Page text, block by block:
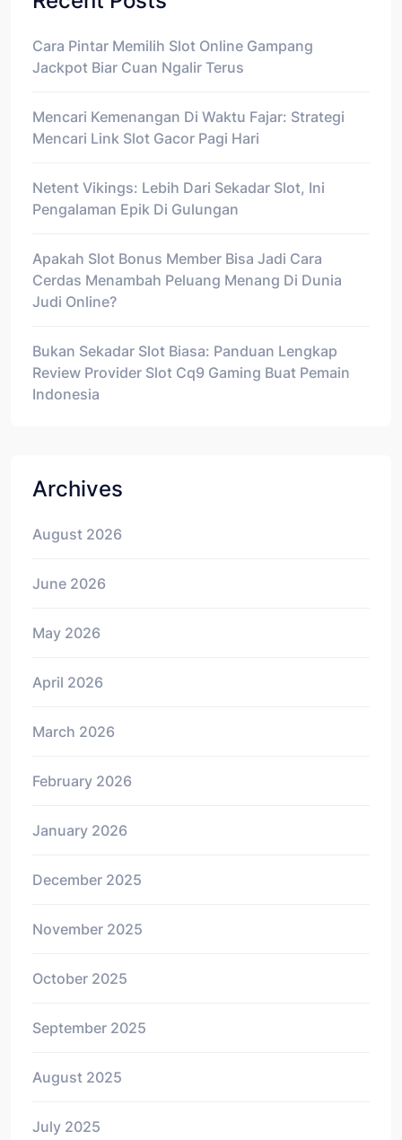
Cara Pintar Memilih Slot Online Gampang
Jackpot Biar Cuan Ngalir Terus
Mencari Kemenangan Di Waktu Fajar: Strategi
Mencari Link Slot Gacor Pagi Hari
Netent Vikings: Lebih Dari Sekadar Slot, Ini
Pengalaman Epik Di Gulungan
Apakah Slot Bonus Member Bisa Jadi Cara
Cerdas Menambah Peluang Menang Di Dunia
Judi Online?
Bukan Sekadar Slot Biasa: Panduan Lengkap
Review Provider Slot Cq9 Gaming Buat Pemain
Indonesia
Archives
August 2026
June 2026
May 2026
April 2026
March 2026
February 2026
January 2026
December 2025
November 2025
October 2025
September 2025
August 2025
July 2025